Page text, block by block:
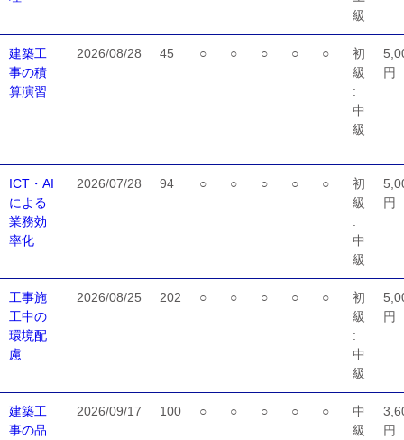
級
建築工
事の積
算演習
2026/08/28 45 ○ ○ ○ ○ ○
初
級
:
中
級
円
ICT・AI
による
業務効
率化
2026/07/28 94 ○ ○ ○ ○ ○
初
級
:
中
級
円
工事施
工中の
環境配
慮
2026/08/25 202 ○ ○ ○ ○ ○
初
級
:
中
級
円
建築工
事の品
2026/09/17 100 ○ ○ ○ ○ ○
中
級
円